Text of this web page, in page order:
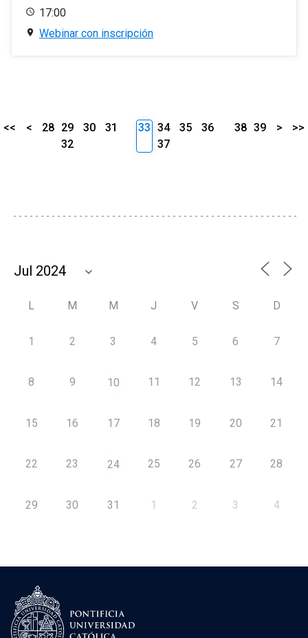
17:00
Webinar con inscripción
<< < 28 29 30
31
32
33 34 35
36
37
38 39 > >>
L M M J V S D
1 2 3 4 5 6 7
8 9 10 11 12 13 14
15 16 17 18 19 20 21
22 23 24 25 26 27 28
29 30 31 1 2 3 4